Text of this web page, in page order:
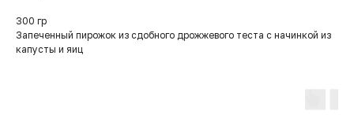
300 гр
Запеченный пирожок из сдобного дрожжевого теста с начинкой из
капусты и яиц